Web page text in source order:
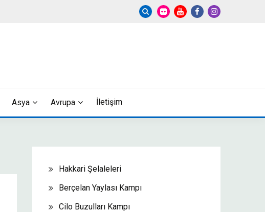
Asya Avrupa İletişim
Hakkari Şelaleleri
Berçelan Yaylası Kampı
Cilo Buzulları Kampı